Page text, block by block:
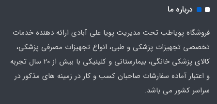
درباره ما
فروشگاه پویاطب تحت مدیریت پویا علی آبادی ارائه دهنده خدمات
تخصصی تجهیزات پزشکی و طبی، انواع تجهیزات مصرفی پزشکی،
کالای پزشکی خانگی، بیمارستانی و کلینیکی با بیش از 20 سال تجربه
و اعتبار آماده سفارشات صاحبان کسب و کار در زمینه های مذکور در
سراسر کشور می باشد.